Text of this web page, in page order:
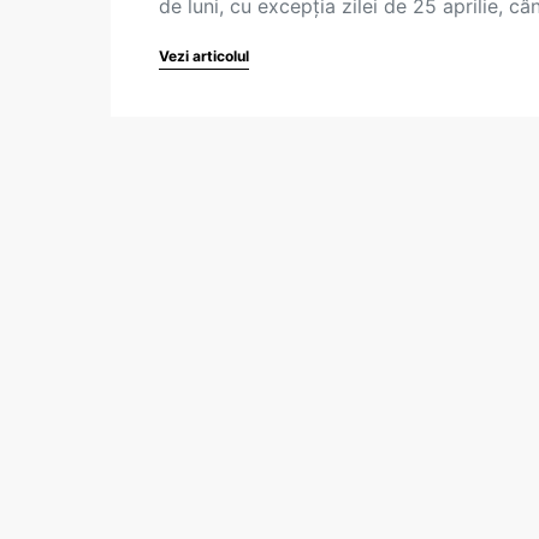
de luni, cu excepția zilei de 25 aprilie,
Vezi articolul